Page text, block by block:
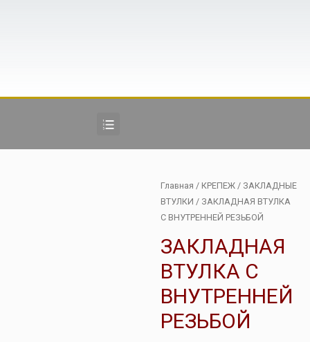
Главная / КРЕПЕЖ / ЗАКЛАДНЫЕ
ВТУЛКИ / ЗАКЛАДНАЯ ВТУЛКА
С ВНУТРЕННЕЙ РЕЗЬБОЙ
ЗАКЛАДНАЯ
ВТУЛКА С
ВНУТРЕННЕЙ
РЕЗЬБОЙ